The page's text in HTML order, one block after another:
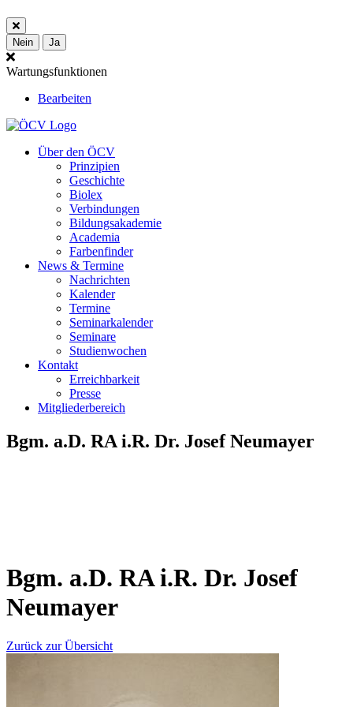
Nein Ja
Wartungsfunktionen
Bearbeiten
Über den ÖCV
Prinzipien
Geschichte
Biolex
Verbindungen
Bildungsakademie
Academia
Farbenfinder
News & Termine
Nachrichten
Kalender
Termine
Seminarkalender
Seminare
Studienwochen
Kontakt
Erreichbarkeit
Presse
Mitgliederbereich
Bgm. a.D. RA i.R. Dr. Josef Neumayer
Bgm. a.D. RA i.R. Dr. Josef
Neumayer
Zurück zur Übersicht